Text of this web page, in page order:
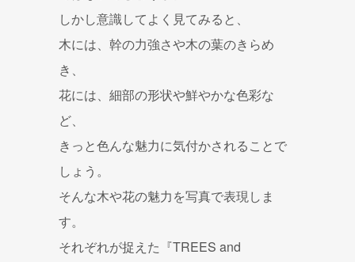
しかし意識してよく見てみると、
木には、幹の力強さや木の葉のきらめ
き、
花には、細部の形状や鮮やかな色彩な
ど、
きっと色んな魅力に気付かされることで
しょう。
そんな木や花の魅力を写真で表現しま
す。
それぞれが捉えた『TREES and